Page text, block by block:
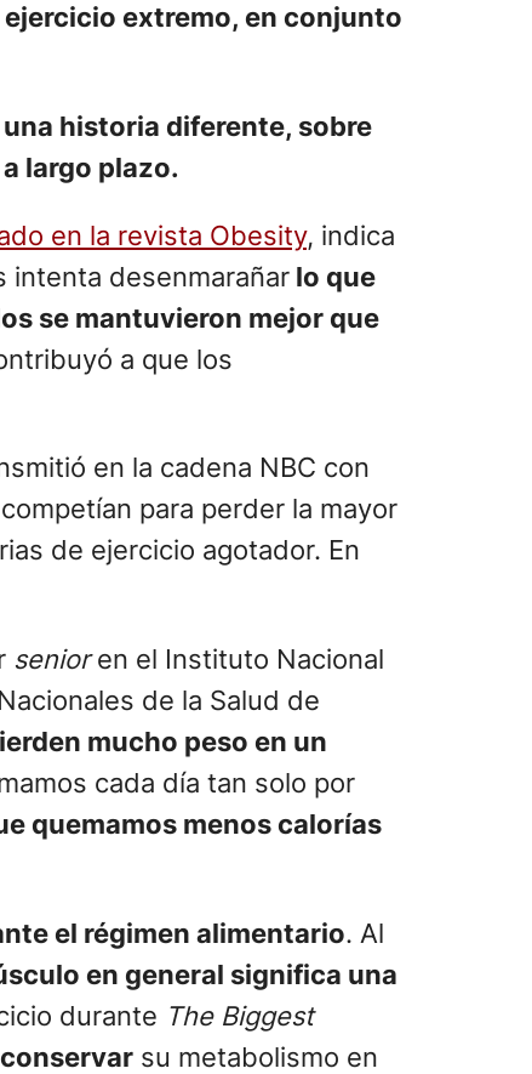
ejercicio extremo, en conjunto
historia diferente, sobre
largo plazo.
en la revista Obesity, indica
intenta desenmarañar lo que
se mantuvieron mejor que
a que los
en la cadena NBC con
para perder la mayor
de ejercicio agotador. En
senioren el Instituto Nacional
de la Salud de
mucho peso en un
cada día tan solo por
quemamos menos calorías
el régimen alimentario. Al
en general significa una
durante The Biggest
su metabolismo en